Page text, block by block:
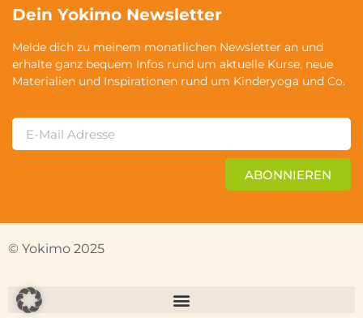
Dein Yokimo Newsletter
Melde dich zu meinem monatlichen Newsletter an und
erhalte ganz bequem Infos rund um aktuelle Kurse, neue
Materialien und Inspirationen rund um Kinderyoga und Co.
ABONNIEREN
© Yokimo 2025